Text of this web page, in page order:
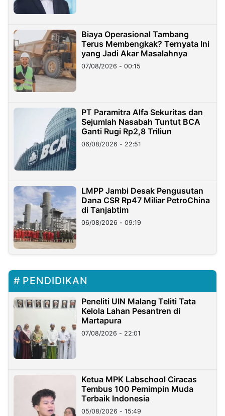
Biaya Operasional Tambang
Terus Membengkak? Ternyata Ini
yang Jadi Akar Masalahnya
07/08/2026 - 00:15
PT Paramitra Alfa Sekuritas dan
Sejumlah Nasabah Tuntut BCA
Ganti Rugi Rp2,8 Triliun
06/08/2026 - 22:51
LMPP Jambi Desak Pengusutan
Dana CSR Rp47 Miliar PetroChina
di Tanjabtim
06/08/2026 - 09:19
PENDIDIKAN
Peneliti UIN Malang Teliti Tata
Kelola Lahan Pesantren di
Martapura
07/08/2026 - 22:01
Ketua MPK Labschool Ciracas
Tembus 100 Pemimpin Muda
Terbaik Indonesia
05/08/2026 - 15:49